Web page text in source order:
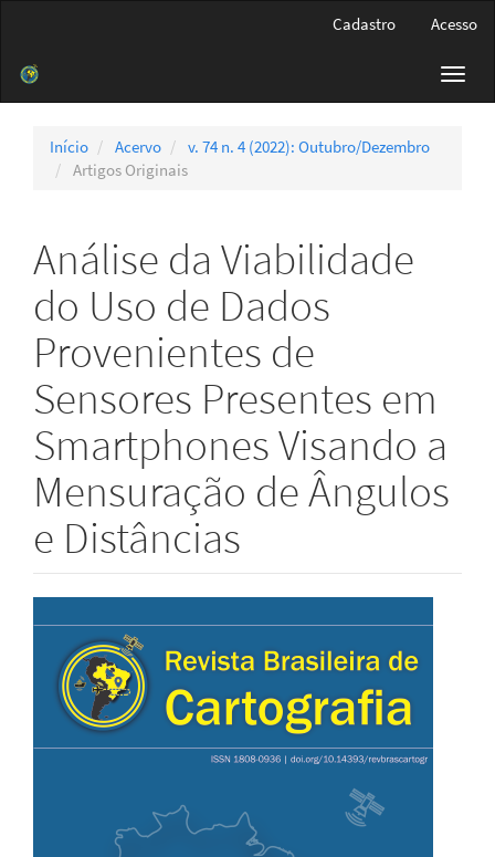
Barra
Cadastro Acesso
Início Acervo
v. 74 n. 4 (2022): Outubro/Dezembro
Artigos Originais
Análise da Viabilidade
do Uso de Dados
Provenientes de
Sensores Presentes em
Smartphones Visando a
Mensuração de Ângulos
e Distâncias
Barra
lateral
de
artigos